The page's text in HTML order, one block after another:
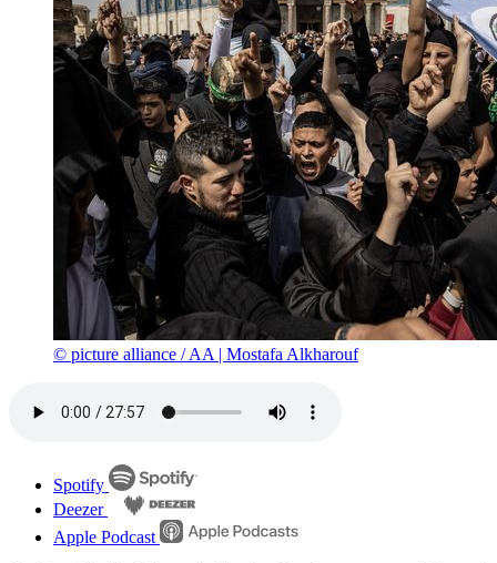
© picture alliance / AA | Mostafa Alkharouf
Spotify
Deezer
Apple Podcast